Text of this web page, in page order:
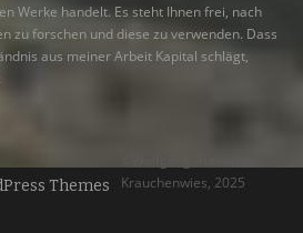
Werke handelt. Es steht Ihnen frei, nach
zu forschen und diese zu verwenden. Dass
aus meiner Arbeit Kapital schlägt,
Themes
Krauchenwies, 2025